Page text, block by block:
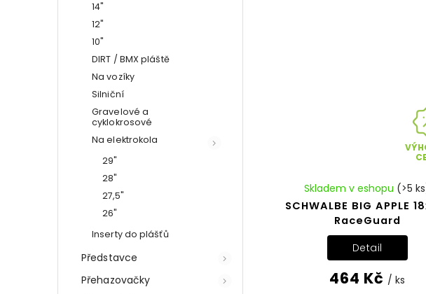
14"
12"
10"
DIRT / BMX pláště
Na vozíky
Silniční
Gravelové a
cyklokrosové
Na elektrokola
29"
28"
27,5"
26"
Inserty do plášťů
Představce
Přehazovačky
SCHWALBE BIG APPLE
RaceGuard
Skladem v eshopu (>5
464 Kč / ks
Detail